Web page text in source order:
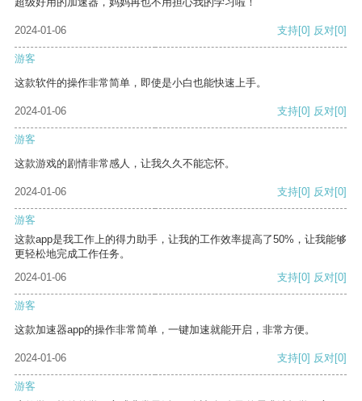
2024-01-06 支持[0] 反对[0]
游客
这款软件的操作非常简单，即使是小白也能快速上手。
2024-01-06 支持[0] 反对[0]
游客
这款游戏的剧情非常感人，让我久久不能忘怀。
2024-01-06 支持[0] 反对[0]
游客
这款app是我工作上的得力助手，让我的工作效率提高了50%，让我能够
更轻松地完成工作任务。
2024-01-06
支持[0] 反对[0]
游客
这款加速器app的操作非常简单，一键加速就能开启，非常方便。
2024-01-06 支持[0] 反对[0]
游客